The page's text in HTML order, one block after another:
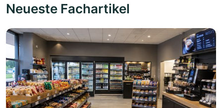
Neueste Fachartikel